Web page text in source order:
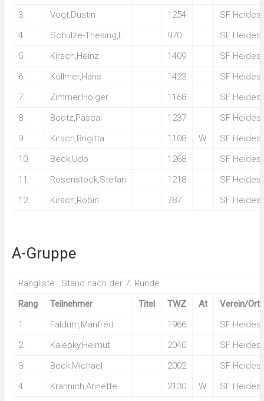
3.
Vogt,Dustin 1254
SF
4.
Schulze-Thesing,L 970
SF
5.
Kirsch,Heinz 1409
SF
6.
Köllmer,Hans 1423
SF
7.
Zimmer,Holger 1168
SF
8.
Bootz,Pascal 1237
SF
9.
Kirsch,Brigitta 1108 W
SF
10.
Beck,Udo 1268
SF
11.
Rosenstock,Stefan 1218
SF
12.
Kirsch,Robin 787 SF
A-Gruppe
Rangliste: Stand nach der 7. Runde
Rang
Teilnehmer Titel TWZ At
Verein/Ort
1.
Faldum,Manfred 1966
SF
2.
Kalepky,Helmut 2040
SF
3.
Beck,Michael 2002
SF
4.
Krannich,Annette 2130 W
SF